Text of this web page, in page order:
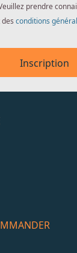
prendre
conditions
Inscription